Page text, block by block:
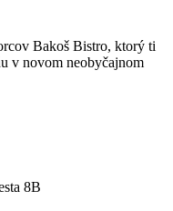
Bakoš Bistro, ktorý ti
v novom neobyčajnom
8B